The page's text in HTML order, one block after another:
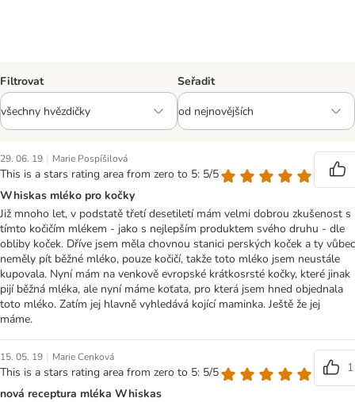
Filtrovat Seřadit
29. 06. 19 | Marie Pospíšilová
This is a stars rating area from zero to 5: 5/5
Whiskas mléko pro kočky
Již mnoho let, v podstatě třetí desetiletí mám velmi dobrou zkušenost s
tímto kočičím mlékem - jako s nejlepším produktem svého druhu - dle
obliby koček. Dříve jsem měla chovnou stanici perských koček a ty vůbec
neměly pít běžné mléko, pouze kočičí, takže toto mléko jsem neustále
kupovala. Nyní mám na venkově evropské krátkosrsté kočky, které jinak
pijí běžná mléka, ale nyní máme koťata, pro která jsem hned objednala
toto mléko. Zatím jej hlavně vyhledává kojící maminka. Ještě že jej
máme.
15. 05. 19 | Marie Cenková
This is a stars rating area from zero to 5: 5/5
1
nová receptura mléka Whiskas